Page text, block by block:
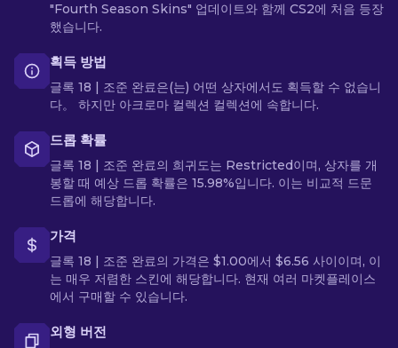
"Fourth Season Skins" 업데이트와 함께 CS2에 처음 등장
했습니다.
획득 방법
글록 18 | 조준 완료은(는) 어떤 상자에서도 획득할 수 없습니
다。 하지만 아크로마 컬렉션 컬렉션에 속합니다.
드롭 확률
글록 18 | 조준 완료의 희귀도는 Restricted이며, 상자를 개
봉할 때 예상 드롭 확률은 15.98%입니다. 이는 비교적 드문
드롭에 해당합니다.
가격
글록 18 | 조준 완료의 가격은 $1.00에서 $6.56 사이이며, 이
는 매우 저렴한 스킨에 해당합니다. 현재 여러 마켓플레이스
에서 구매할 수 있습니다.
외형 버전